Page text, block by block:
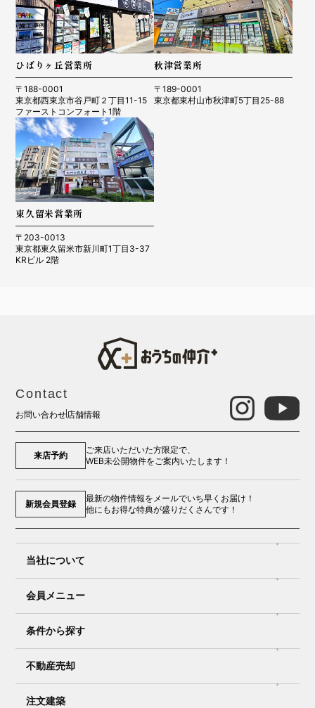
ひばりヶ丘営業所
〒188-0001
東京都西東京市谷戸町２丁目11-15
ファーストコンフォート1階
秋津営業所
〒189-0001
東京都東村山市秋津町5丁目25-88
東久留米営業所
〒203-0013
東京都東久留米市新川町1丁目3-37
KRビル 2階
Contact
お問い合わせ店舗情報
来店予約
ご来店いただいた方限定で、
WEB未公開物件をご案内いたします！
新規会員登録
最新の物件情報をメールでいち早くお届け！
他にもお得な特典が盛りだくさんです！
当社について
会員メニュー
条件から探す
不動産売却
注文建築